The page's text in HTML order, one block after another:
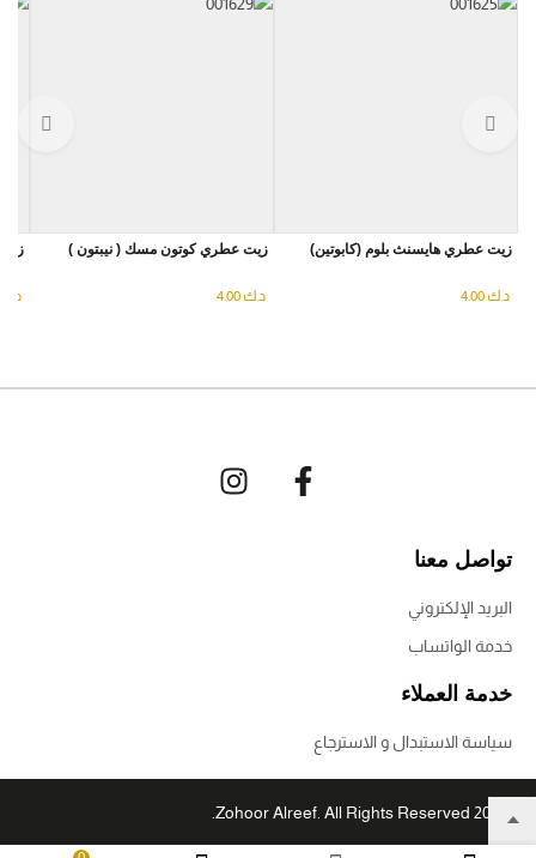
زيت عطري هايسنث بلوم (كابوتين)
د.ك
زيت عطري كوتون مسك ( نيبتون )
د.ك د.ك
تواصل معنا
البريد الإلكتروني
خدمة الواتساب
خدمة العملاء
سياسة الاستبدال و الاسترجاع
© 2022 Zohoor Alreef. All Rights Reserved.